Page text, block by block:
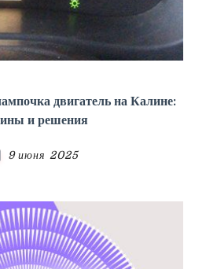
двигатель на Калине:
и решения
9 июня 2025